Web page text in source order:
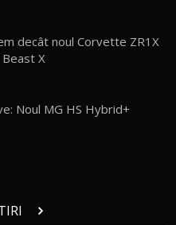
/ Test Drive AutoBlog.MD
decât noul Corvette ZR1X
X
Noul MG HS Hybrid+